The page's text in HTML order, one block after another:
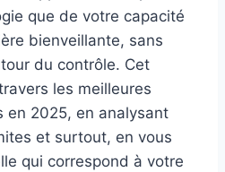
que de votre capacité
bienveillante, sans
du contrôle. Cet
les meilleures
en 2025, en analysant
et surtout, en vous
qui correspond à votre